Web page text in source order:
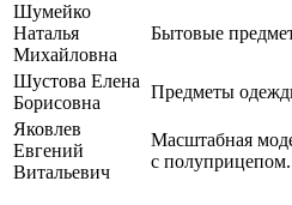
Шумейко
Наталья
Михайловна
Бытовые
Шустова Елена
Борисовна
Предметы
Яковлев
Евгений
Витальевич
Масштабная
с полуприцепом.